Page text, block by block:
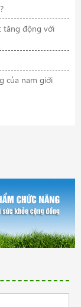
tăng động với
của nam giới